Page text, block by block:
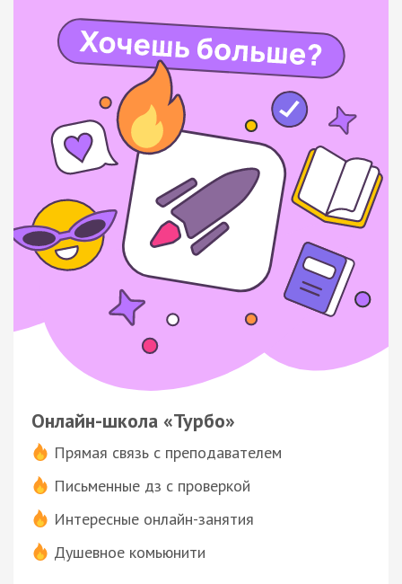
Онлайн-школа «Турбо»
Прямая связь с преподавателем
Письменные дз с проверкой
Интересные онлайн-занятия
Душевное комьюнити